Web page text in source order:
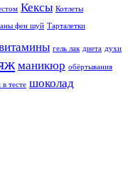
Кексы Котлеты
фен шуй Тарталетки
гель лак диета духи
маникюр обёртывания
в тесте шоколад